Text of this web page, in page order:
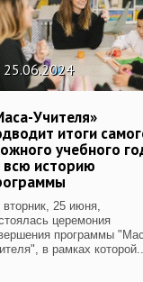
25.06.2024
Учителя»
итоги
учебного
всю историю
вторник, 25 июня,
церемония
программы
в рамках